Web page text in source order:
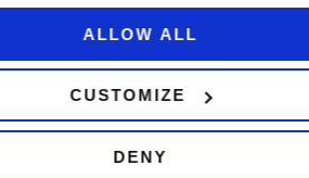
ALLOW ALL
CUSTOMIZE
DENY
dan 200 werkplekken met
pc’s en schermen tot